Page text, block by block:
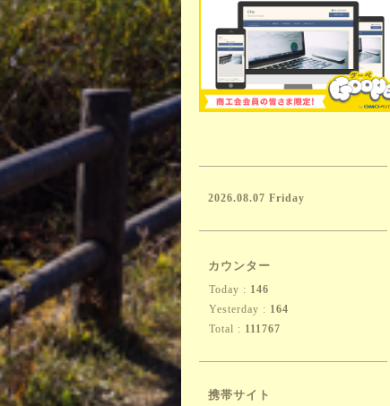
2026.08.07 Friday
カウンター
Today : 146
Yesterday : 164
Total : 111767
携帯サイト